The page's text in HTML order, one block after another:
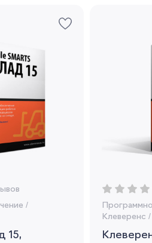
/
15,
Клеверенс /
Я согласен на обработку моих
сможете отслеживать статус
заказов и получать